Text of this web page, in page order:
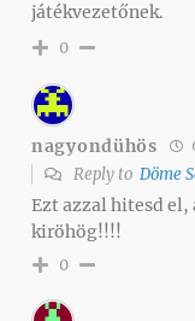
játékvezetőnek.
0
nagyondühös
Reply to Döme
Ezt azzal hitesd el,
kiröhög!!!!
0